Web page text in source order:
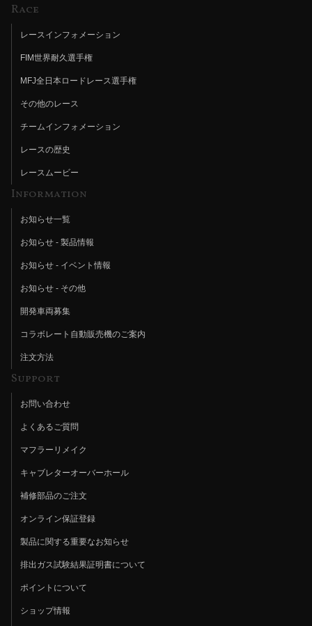
Race
レースインフォメーション
FIM世界耐久選手権
MFJ全日本ロードレース選手権
その他のレース
チームインフォメーション
レースの歴史
レースムービー
Information
お知らせ一覧
お知らせ - 製品情報
お知らせ - イベント情報
お知らせ - その他
開発車両募集
コラボレート自動販売機のご案内
注文方法
Support
お問い合わせ
よくあるご質問
マフラーリメイク
キャブレターオーバーホール
補修部品のご注文
オンライン保証登録
製品に関する重要なお知らせ
排出ガス試験結果証明書について
ポイントについて
ショップ情報